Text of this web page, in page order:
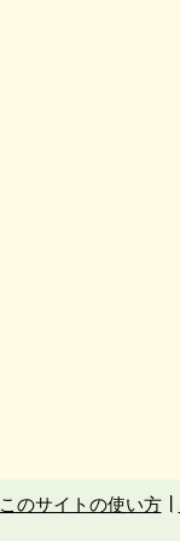
このサイトの使い方